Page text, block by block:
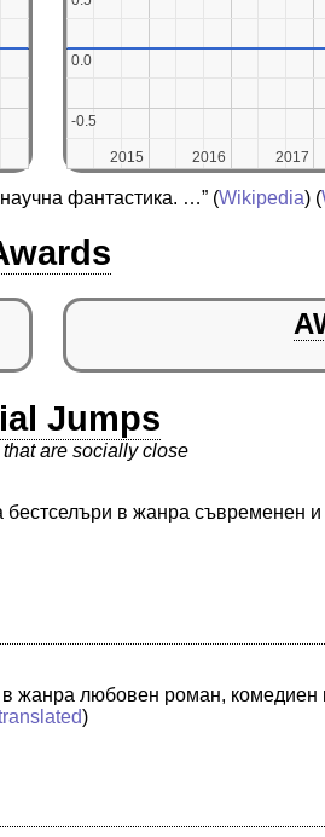
2015
2015 2016
2016 2017
2017
-0.5
-0.5
0.0
0.0
фантастика. …” (Wikipedia) (
Jumps
are socially close
в жанра съвременен
жанра любовен роман,
)